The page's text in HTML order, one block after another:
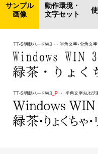
サンプル
画像
動作環境・
文字セット